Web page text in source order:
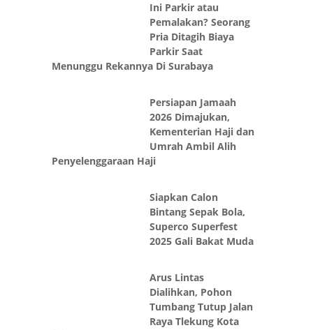
Ini Parkir atau
Pemalakan? Seorang
Pria Ditagih Biaya
Parkir Saat
Menunggu Rekannya Di Surabaya
Persiapan Jamaah
2026 Dimajukan,
Kementerian Haji dan
Umrah Ambil Alih
Penyelenggaraan Haji
Siapkan Calon
Bintang Sepak Bola,
Superco Superfest
2025 Gali Bakat Muda
Arus Lintas
Dialihkan, Pohon
Tumbang Tutup Jalan
Raya Tlekung Kota